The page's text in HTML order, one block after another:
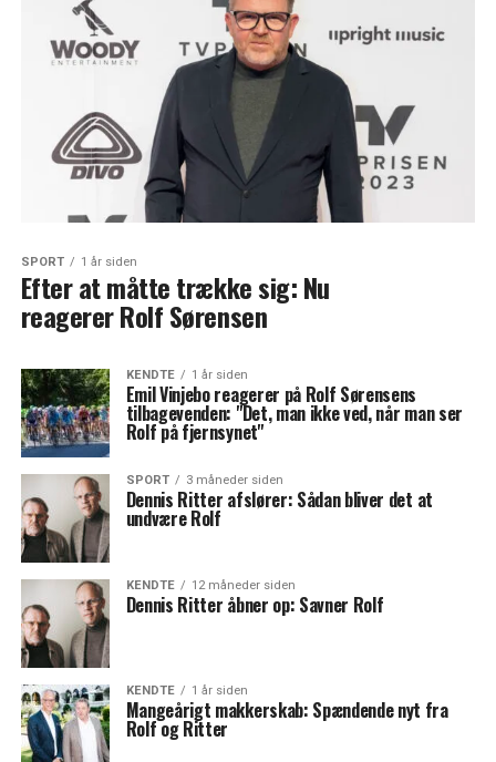
SPORT 1 år siden
Efter at måtte trække sig: Nu
reagerer Rolf Sørensen
KENDTE 1 år siden
Emil Vinjebo reagerer på Rolf Sørensens
tilbagevenden: "Det, man ikke ved, når man ser
Rolf på fjernsynet"
SPORT 3 måneder siden
Dennis Ritter afslører: Sådan bliver det at
undvære Rolf
KENDTE 12 måneder siden
Dennis Ritter åbner op: Savner Rolf
KENDTE 1 år siden
Mangeårigt makkerskab: Spændende nyt fra
Rolf og Ritter